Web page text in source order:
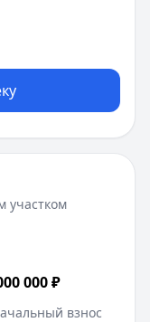
участком
000 ₽
взнос